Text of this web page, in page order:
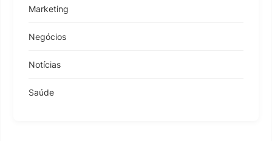
Marketing
Negócios
Notícias
Saúde